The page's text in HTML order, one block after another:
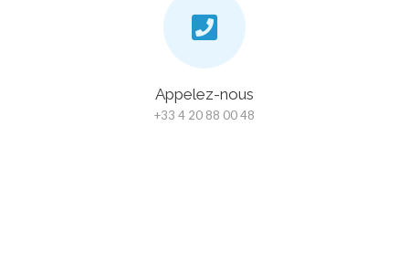
Appelez-nous
+33 4 20 88 00 48